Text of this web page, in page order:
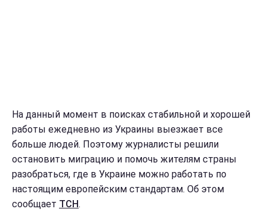
На данный момент в поисках стабильной и хорошей
работы ежедневно из Украины выезжает все
больше людей. Поэтому журналисты решили
остановить миграцию и помочь жителям страны
разобраться, где в Украине можно работать по
настоящим европейским стандартам. Об этом
сообщает ТСН.